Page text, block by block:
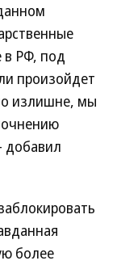
в РФ, под
произойдет
излишне, мы
добавил
более